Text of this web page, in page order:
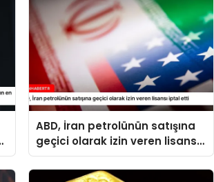
ABD, İran petrolünün satışına
geçici olarak izin veren lisansı
iptal etti